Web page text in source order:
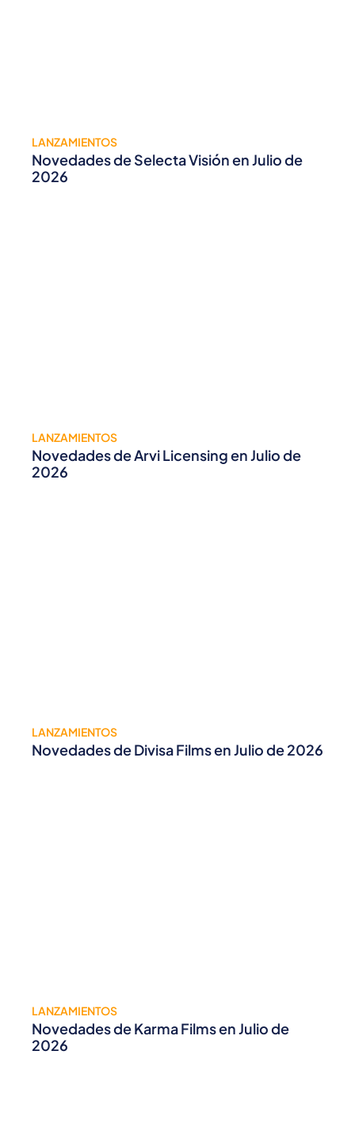
LANZAMIENTOS
Novedades de Selecta Visión en Julio de
2026
LANZAMIENTOS
Novedades de Arvi Licensing en Julio de
2026
LANZAMIENTOS
Novedades de Divisa Films en Julio de 2026
LANZAMIENTOS
Novedades de Karma Films en Julio de
2026